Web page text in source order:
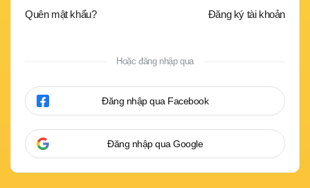
Quên mật khẩu? Đăng ký tài khoản
Hoặc đăng nhập qua
Đăng nhập qua Facebook
Đăng nhập qua Google